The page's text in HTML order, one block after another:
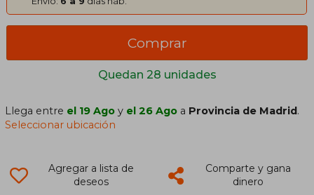
Quedan 28 unidades
Comprar
Llega entre el 19 Ago y el 26 Ago a Provincia de Madrid.
Seleccionar ubicación
Agregar a lista de
deseos
Comparte y gana
dinero